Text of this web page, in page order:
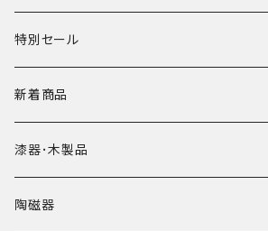
特別セール
新着商品
漆器･木製品
皿
陶磁器